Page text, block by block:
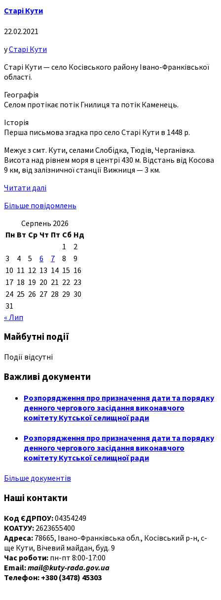
Старі Кути
22.02.2021
уСтарі Кути
Старі Кути — село Косівського району Івано-Франківської
області.
Географія
Селом протікає потік Гнилиця та потік Каменець.
Історія
Перша письмова згадка про село Старі Кути в 1448 р.
Межує з смт. Кути, селами Слобідка, Тюдів, Черганівка.
Висота над рівнем моря в центрі 430 м. Відстань від Косова
9 км, від залізничної станції Вижниця — 3 км.
Читати далі
Більше повідомлень
Серпень 2026
Пн Вт Ср Чт Пт Сб Нд
1
2
3
4 5 6 7 8
9
10 11 12 13 14 15 16
17 18 19 20 21 22 23
24 25 26 27 28 29 30
31
« Лип
Майбутні події
Події відсутні
Важливі документи
Розпорядження про призначення дати та порядку
денного чергового засідання виконавчого
комітету Кутської селищної ради
Розпорядження про призначення дати та порядку
денного чергового засідання виконавчого
комітету Кутської селищної ради
Більше документів
Наші контакти
Код ЄДРПОУ:04354249
КОАТУУ: 2623655400
Адреса: 78665, Івано-Франківська обл., Косівський р-н, с-
ще Кути, Вічевий майдан, буд. 9
Час роботи: пн-пт 8:00-17:00
Email:mail@kuty-rada.gov.ua
Телефон: +380 (3478) 45303